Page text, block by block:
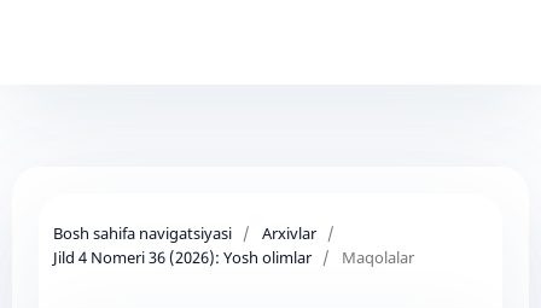
Bosh sahifa navigatsiyasi / Arxivlar /
Jild 4 Nomeri 36 (2026): Yosh olimlar / Maqolalar